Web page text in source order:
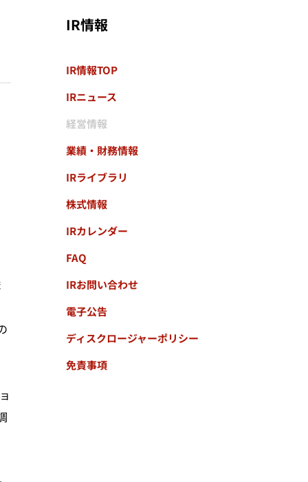
IR情報
IR情報TOP
IRニュース
経営情報
業績・財務情報
IRライブラリ
株式情報
IRカレンダー
FAQ
IRお問い合わせ
電子公告
ディスクロージャーポリシー
免責事項